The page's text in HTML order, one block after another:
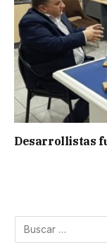
Desarrollistas